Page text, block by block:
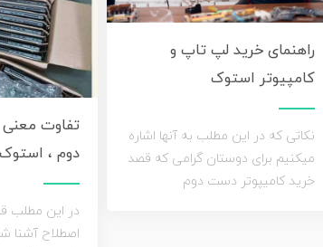
راهنمای خرید لپ تاپ و
کامپیوتر استوک
نکاتی که در این مطلب به آنها اشاره
میکنیم برای دوستان گرامی که قصد
خرید کامیپوتر دست دوم
تفاوت
دوم ،
در این مطلب
اصطلاح آشنا